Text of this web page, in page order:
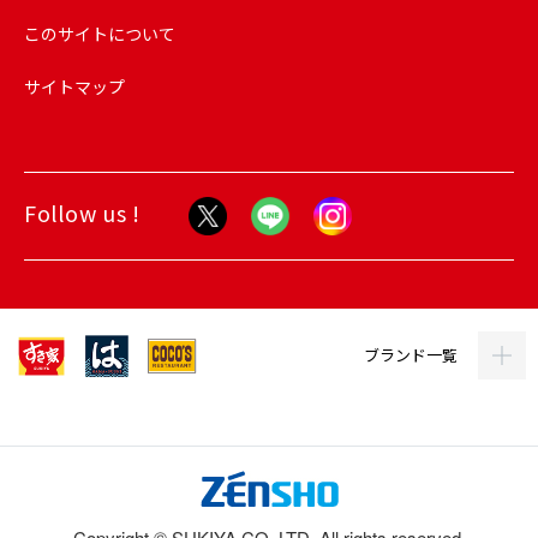
このサイトについて
サイトマップ
Follow us !
ブランド一覧